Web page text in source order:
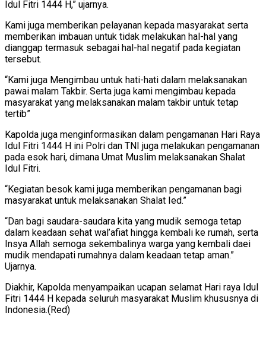
Idul Fitri 1444 H,” ujarnya.
Kami juga memberikan pelayanan kepada masyarakat serta
memberikan imbauan untuk tidak melakukan hal-hal yang
dianggap termasuk sebagai hal-hal negatif pada kegiatan
tersebut.
“Kami juga Mengimbau untuk hati-hati dalam melaksanakan
pawai malam Takbir. Serta juga kami mengimbau kepada
masyarakat yang melaksanakan malam takbir untuk tetap
tertib”
Kapolda juga menginformasikan dalam pengamanan Hari Raya
Idul Fitri 1444 H ini Polri dan TNI juga melakukan pengamanan
pada esok hari, dimana Umat Muslim melaksanakan Shalat
Idul Fitri.
“Kegiatan besok kami juga memberikan pengamanan bagi
masyarakat untuk melaksanakan Shalat Ied.”
“Dan bagi saudara-saudara kita yang mudik semoga tetap
dalam keadaan sehat wal’afiat hingga kembali ke rumah, serta
Insya Allah semoga sekembalinya warga yang kembali daei
mudik mendapati rumahnya dalam keadaan tetap aman.”
Ujarnya.
Diakhir, Kapolda menyampaikan ucapan selamat Hari raya Idul
Fitri 1444 H kepada seluruh masyarakat Muslim khususnya di
Indonesia.(Red)